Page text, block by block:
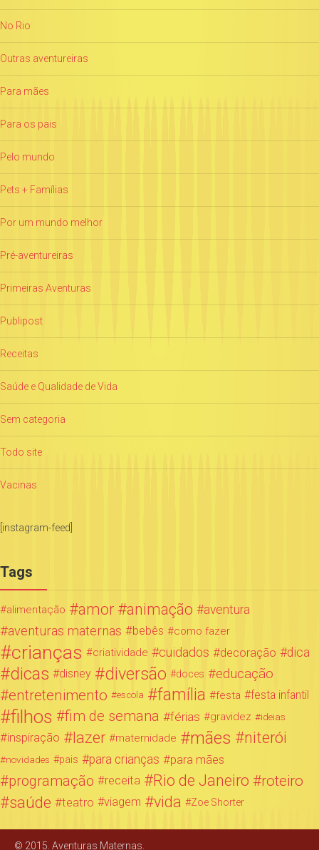
No Rio
Outras aventureiras
Para mães
Para os pais
Pelo mundo
Pets + Famílias
Por um mundo melhor
Pré-aventureiras
Primeiras Aventuras
Publipost
Receitas
Saúde e Qualidade de Vida
Sem categoria
Todo site
Vacinas
[instagram-feed]
Tags
alimentação amor animação aventura
aventuras maternas bebês como fazer
crianças criatividade cuidados decoração dica
dicas disney diversão doces educação
entretenimento escola família festa festa infantil
filhos fim de semana férias gravidez ideias
inspiração lazer maternidade mães niterói
novidades pais para crianças para mães
programação receita Rio de Janeiro roteiro
saúde teatro viagem vida Zoe Shorter
© 2015. Aventuras Maternas.